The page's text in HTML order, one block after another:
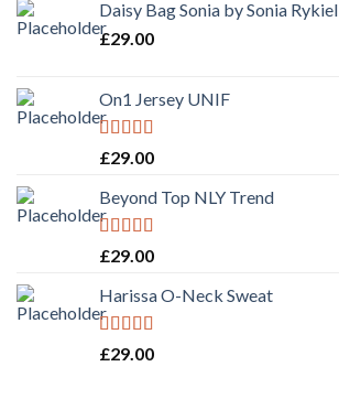
Daisy Bag Sonia by Sonia Rykiel
£29.00
On1 Jersey UNIF
Rated5.00
£29.00
Beyond Top NLY Trend
Rated
of 5
£29.00
Harissa O-Neck Sweat
Rated4.00
£29.00